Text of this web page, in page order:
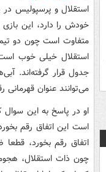
استقلال و پرسپولیس
خودش را دارد، این
متفاوت است چون دو
استقلال خیلی خوب
جدول قرار گرفته‌اند.
می‌توانند عنوان قهرمانی
او در پاسخ به این
است این اتفاق رقم
اتفاق رقم بخورد،
چون ذات استقلال،